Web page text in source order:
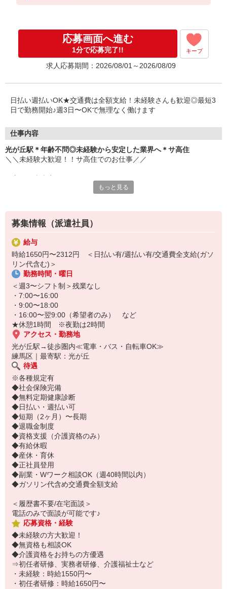
応募画面へ進む
1分で応募完了!! キープ
求人応募期間：2026/08/01～2026/08/09
日払い週払いOK★交通費は全額支給！未経験さんも歓迎◎最短3
日で勤務開始♪週3日〜OKで無理なく働けます
仕事内容
光が丘駅＊年齢不問◎未経験から安定した業界へ＊サ高住
＼＼未経験大歓迎！！サ高住でのお仕事／／
・生活相談やお話の相手 など
元コンビニ店員・アパレル販売・ホテルのフロントスタッフなど、
安定の医療福祉業界で働きたくて転職し、接客経験を活かして活躍
中のスタッフ多数。
お元気な入居者様が多く、スケジュールにもゆとりがあるため、バ
タバタせずに自分のペースで落ち着いて働けます♪
「安定した業界で長く働きたい」
「人と関わる仕事をしたい」
そんな方におすすめです！
ぜひ、お気軽にご応募ください♪
もっと見る
募集情報（派遣社員）
給与
時給1650円〜2312円 ＜日払い有/週払い有/交通費全支給(ガソ
リン代含む)＞
勤務時間・曜日
＜週3〜シフト制＞残業なし
・7:00〜16:00
・9:00〜18:00
・16:00〜翌9:00（希望者のみ） など
★休憩1時間 ※夜勤は2時間
アクセス・勤務地
光が丘駅→徒歩圏内≪電車・バス・自転車OK≫
練馬区｜最寄駅：光が丘
待遇
※各種規定有
◆社会保険完備
◆無料定期健康診断
◆日払い・週払い可
◆短期（2ヶ月）〜長期
◆退職金制度
◆資格支援（介護資格のみ）
◆有給休暇
◆産休・育休
◆正社員登用
◆副業・Wワーク相談OK（週40時間以内）
◆ガソリン代含め交通費全額支給
＜履歴書不要/在宅面談＞
電話のみで面談が可能です♪
応募資格・経験
◆未経験の方大歓迎！
◆無資格も相談OK
◆介護資格をお持ちの方優遇
⇒初任者研修、実務者研修、介護福祉士など
・未経験：時給1550円〜
・初任者研修：時給1650円〜